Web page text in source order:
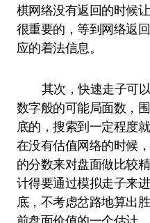
棋网络没有返回的时候
很重要的，等到网络返
应的着法信息。
其次，快速走子可
数字般的可能局面数，
底的，搜索到一定程度
在没有估值网络的时候
的分数来对盘面做比较
计得要通过模拟走子来
底，不考虑岔路地算出